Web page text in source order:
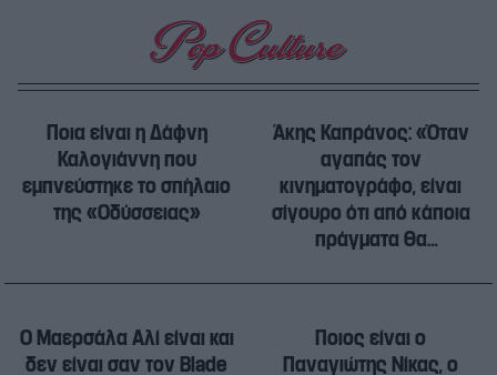
Ποια είναι η Δάφνη
Καλογιάννη που
εμπνεύστηκε το σπήλαιο
της «Οδύσσειας»
Άκης Καπράνος: «Όταν
αγαπάς τον
κινηματογράφο, είναι
σίγουρο ότι από κάποια
πράγματα θα
Ο Μαερσάλα Αλί είναι και
δεν είναι σαν τον Blade
Ποιος είναι ο
Παναγιώτης Νίκας, ο